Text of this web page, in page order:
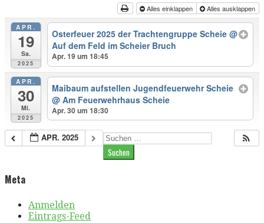
Alles einklappen Alles ausklappen
APR.
19
Sa.
2025
Osterfeuer 2025 der Trachtengruppe Scheie@
Auf dem Feld im Scheier Bruch
Apr. 19 um 18:45
APR.
30
Mi.
2025
Maibaum aufstellen Jugendfeuerwehr Scheie
@ Am Feuerwehrhaus Scheie
Apr. 30 um 18:30
APR. 2025
Suchen
nach:
Meta
Anmelden
Eintrags-Feed